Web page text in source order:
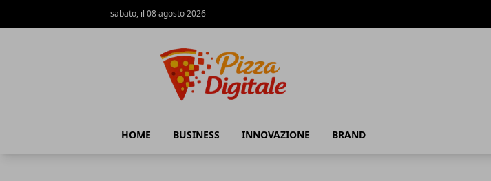
sabato, il 08 agosto 2026
HOME BUSINESS INNOVAZIONE BRAND